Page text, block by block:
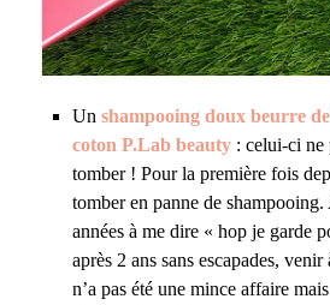
Un shampooing doux beurre
coton P.Lab beauty : celui-ci ne
tomber ! Pour la première fois
tomber en panne de shampooing.
années à me dire « hop je garde
après 2 ans sans escapades,
n’a pas été une mince affaire